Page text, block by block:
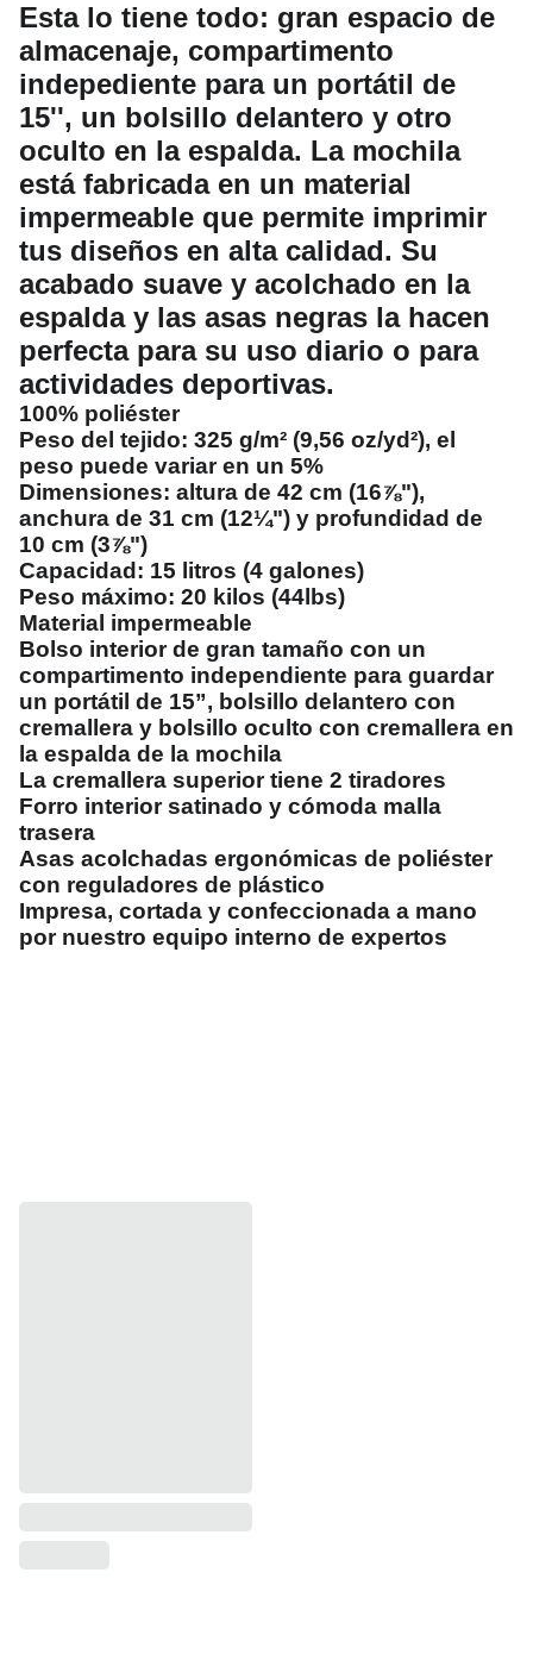
Esta lo tiene todo: gran espacio de
almacenaje, compartimento
indepediente para un portátil de
15'', un bolsillo delantero y otro
oculto en la espalda. La mochila
está fabricada en un material
impermeable que permite imprimir
tus diseños en alta calidad. Su
acabado suave y acolchado en la
espalda y las asas negras la hacen
perfecta para su uso diario o para
actividades deportivas.
100% poliéster
Peso del tejido: 325 g/m² (9,56 oz/yd²), el
peso puede variar en un 5%
Dimensiones: altura de 42 cm (16⅞"),
anchura de 31 cm (12¼") y profundidad de
10 cm (3⅞")
Capacidad: 15 litros (4 galones)
Peso máximo: 20 kilos (44lbs)
Material impermeable
Bolso interior de gran tamaño con un
compartimento independiente para guardar
un portátil de 15”, bolsillo delantero con
cremallera y bolsillo oculto con cremallera en
la espalda de la mochila
La cremallera superior tiene 2 tiradores
Forro interior satinado y cómoda malla
trasera
Asas acolchadas ergonómicas de poliéster
con reguladores de plástico
Impresa, cortada y confeccionada a mano
por nuestro equipo interno de expertos